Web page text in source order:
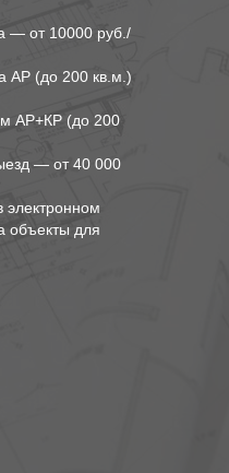
— от 10000 руб./
АР (до 200 кв.м.)
АР+КР (до 200
— от 40 000
электронном
объекты для